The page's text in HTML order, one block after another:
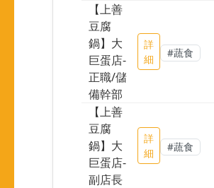
【上善
豆腐
鍋】大
巨蛋店-
正職/儲
備幹部
詳
細
#蔬食
【上善
豆腐
鍋】大
巨蛋店-
副店長
詳
細
#蔬食